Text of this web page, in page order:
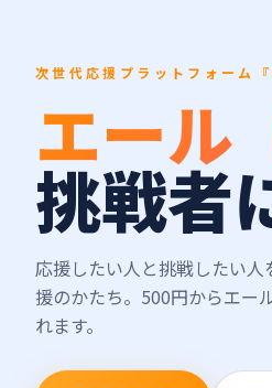
次世代応援プラットフォーム『
エール
挑戦者
応援したい人と挑戦したい
援のかたち。500円からエー
れます。